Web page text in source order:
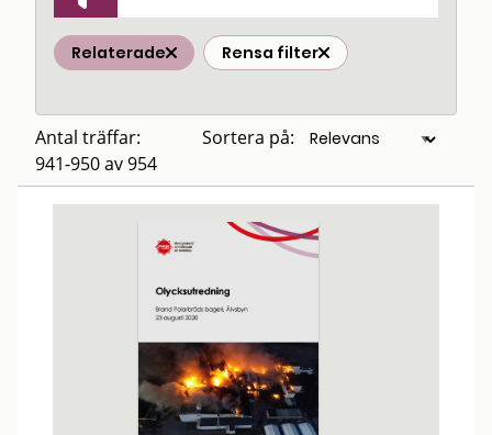
Relaterade Rensa filter
Antal träffar:
941-950 av 954
Sortera på: